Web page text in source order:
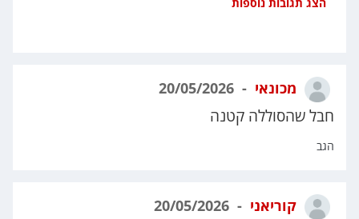
הצג תגובות נוספות
מכונאי
חבל שהסוללה קטנה
הגב
קוריאני